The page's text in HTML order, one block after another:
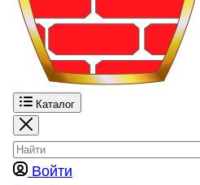
Каталог
Войти